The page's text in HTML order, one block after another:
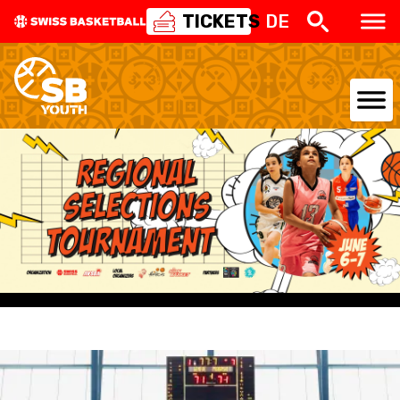
TICKETS DE
NATIONAL TEAMS
CENTRE NATIONAL
NATIONAL COMPETITIONS
EVENTS